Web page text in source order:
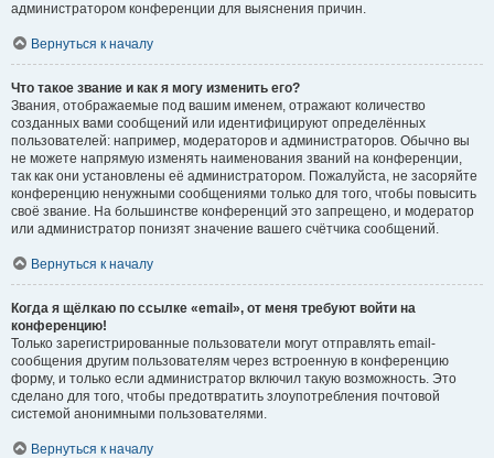
администратором конференции для выяснения причин.
Вернуться к началу
Что такое звание и как я могу изменить его?
Звания, отображаемые под вашим именем, отражают количество
созданных вами сообщений или идентифицируют определённых
пользователей: например, модераторов и администраторов. Обычно вы
не можете напрямую изменять наименования званий на конференции,
так как они установлены её администратором. Пожалуйста, не засоряйте
конференцию ненужными сообщениями только для того, чтобы повысить
своё звание. На большинстве конференций это запрещено, и модератор
или администратор понизят значение вашего счётчика сообщений.
Вернуться к началу
Когда я щёлкаю по ссылке «email», от меня требуют войти на
конференцию!
Только зарегистрированные пользователи могут отправлять email-
сообщения другим пользователям через встроенную в конференцию
форму, и только если администратор включил такую возможность. Это
сделано для того, чтобы предотвратить злоупотребления почтовой
системой анонимными пользователями.
Вернуться к началу